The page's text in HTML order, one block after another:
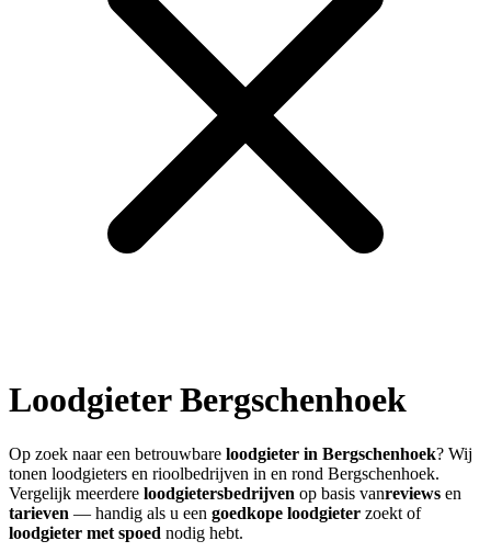
LoodgieterBergschenhoek
Op zoek naar een betrouwbare loodgieter in Bergschenhoek? Wij
tonen loodgieters en rioolbedrijven in en rond Bergschenhoek.
Vergelijk meerdere loodgietersbedrijven op basis vanreviews en
tarieven — handig als u een goedkope loodgieter zoekt of
loodgieter met spoed nodig hebt.